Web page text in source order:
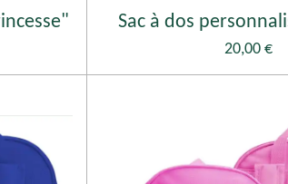
Sac à dos
20,00 €